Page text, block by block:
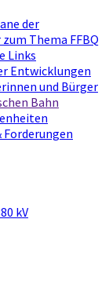
der
Thema FFBQ
Links
Entwicklungen
und Bürger
Bahn
Forderungen
kV